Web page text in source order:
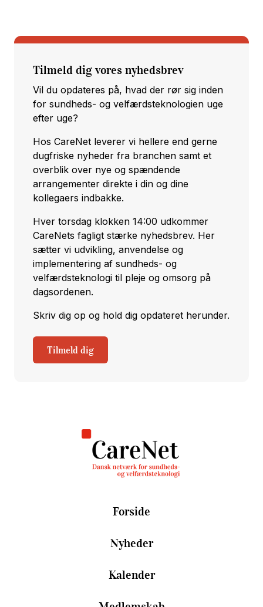
Tilmeld dig vores nyhedsbrev
Vil du opdateres på, hvad der rør sig inden
for sundheds- og velfærdsteknologien uge
efter uge?
Hos CareNet leverer vi hellere end gerne
dugfriske nyheder fra branchen samt et
overblik over nye og spændende
arrangementer direkte i din og dine
kollegaers indbakke.
Hver torsdag klokken 14:00 udkommer
CareNets fagligt stærke nyhedsbrev. Her
sætter vi udvikling, anvendelse og
implementering af sundheds- og
velfærdsteknologi til pleje og omsorg på
dagsordenen.
Skriv dig op og hold dig opdateret herunder.
Tilmeld dig
Forside
Nyheder
Kalender